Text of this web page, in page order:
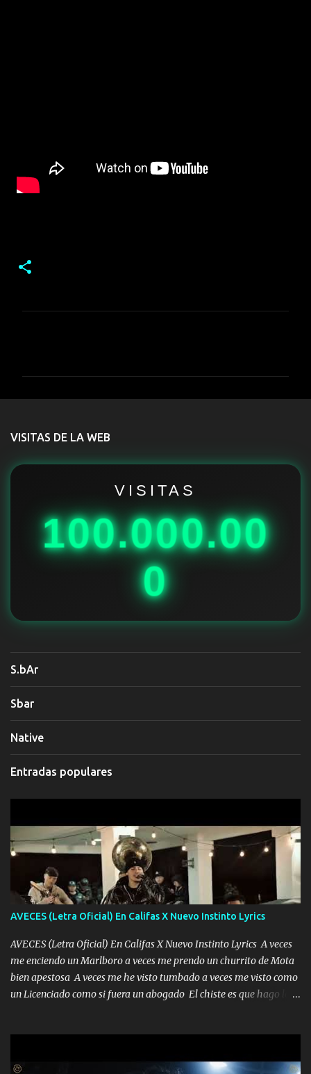
t
r
VISITAS DE LA WEB
VISITAS
100.000.00
0
S.bAr
Sbar
Native
Entradas populares
AVECES (Letra Oficial) En Califas X Nuevo Instinto Lyrics
AVECES (Letra Oficial) En Califas X Nuevo Instinto Lyrics A veces
me enciendo un Marlboro a veces me prendo un churrito de Mota
bien apestosa A veces me he visto tumbado a veces me visto como
un Licenciado como si fuera un abogado El chiste es que hago lo
corriente no quieren verte subir de level trucha mis plebes Música